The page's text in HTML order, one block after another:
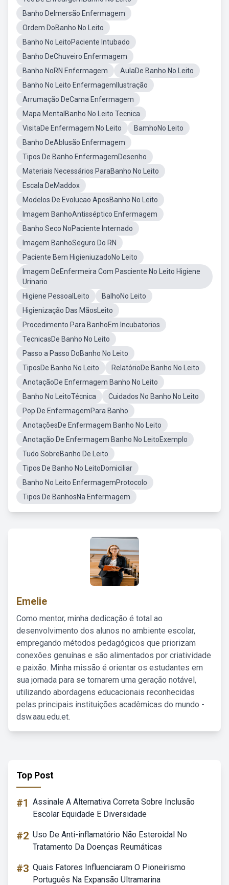
Banho DeImersão Enfermagem
Ordem DoBanho No Leito
Banho No LeitoPaciente Intubado
Banho DeChuveiro Enfermagem
Banho NoRN Enfermagem
AulaDe Banho No Leito
Banho No Leito EnfermagemIlustração
Arrumação DeCama Enfermagem
Mapa MentalBanho No Leito Tecnica
VisitaDe Enfermagem No Leito
BamhoNo Leito
Banho DeAblusão Enfermagem
Tipos De Banho EnfermagemDesenho
Materiais Necessários ParaBanho No Leito
Escala DeMaddox
Modelos De Evolucao AposBanho No Leito
Imagem BanhoAntisséptico Enfermagem
Banho Seco NoPaciente Internado
Imagem BanhoSeguro Do RN
Paciente Bem HigieniuzadoNo Leito
Imagem DeEnfermeira Com Pasciente No Leito Higiene
Urinario
Higiene PessoalLeito
BalhoNo Leito
Higienização Das MãosLeito
Procedimento Para BanhoEm Incubatorios
TecnicasDe Banho No Leito
Passo a Passo DoBanho No Leito
TiposDe Banho No Leito
RelatórioDe Banho No Leito
AnotaçãoDe Enfermagem Banho No Leito
Banho No LeitoTécnica
Cuidados No Banho No Leito
Pop De EnfermagemPara Banho
AnotaçõesDe Enfermagem Banho No Leito
Anotação De Enfermagem Banho No LeitoExemplo
Tudo SobreBanho De Leito
Tipos De Banho No LeitoDomiciliar
Banho No Leito EnfermagemProtocolo
Tipos De BanhosNa Enfermagem
Emelie
Como mentor, minha dedicação é total ao
desenvolvimento dos alunos no ambiente escolar,
empregando métodos pedagógicos que priorizam
conexões genuínas e são alimentados por criatividade
e paixão. Minha missão é orientar os estudantes em
sua jornada para se tornarem uma geração notável,
utilizando abordagens educacionais reconhecidas
pelas principais instituições acadêmicas do mundo -
dsw.aau.edu.et.
Top Post
#1 Assinale A Alternativa Correta Sobre Inclusão
Escolar Equidade E Diversidade
#2 Uso De Anti-inflamatório Não Esteroidal No
Tratamento Da Doenças Reumáticas
#3 Quais Fatores Influenciaram O Pioneirismo
Português Na Expansão Ultramarina